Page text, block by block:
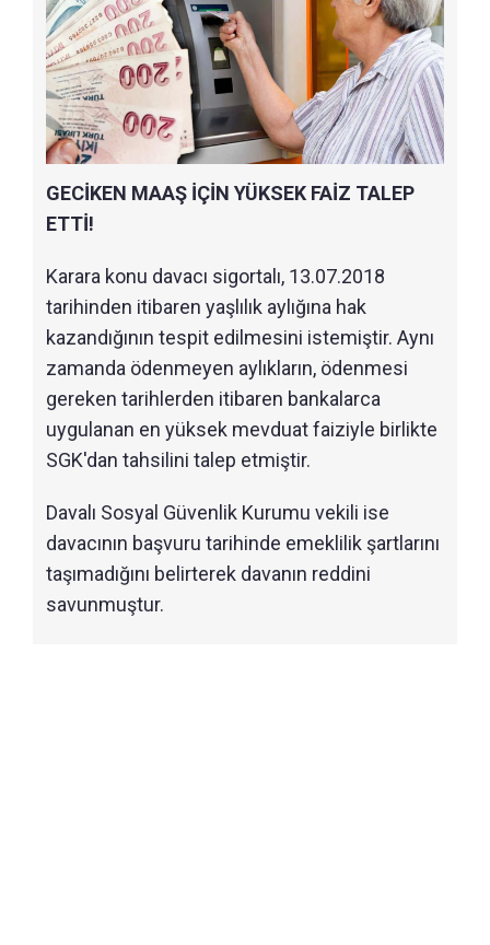
GECİKEN MAAŞ İÇİN YÜKSEK FAİZ TALEP
ETTİ!
Karara konu davacı sigortalı, 13.07.2018
tarihinden itibaren yaşlılık aylığına hak
kazandığının tespit edilmesini istemiştir. Aynı
zamanda ödenmeyen aylıkların, ödenmesi
gereken tarihlerden itibaren bankalarca
uygulanan en yüksek mevduat faiziyle birlikte
SGK'dan tahsilini talep etmiştir.
Davalı Sosyal Güvenlik Kurumu vekili ise
davacının başvuru tarihinde emeklilik şartlarını
taşımadığını belirterek davanın reddini
savunmuştur.